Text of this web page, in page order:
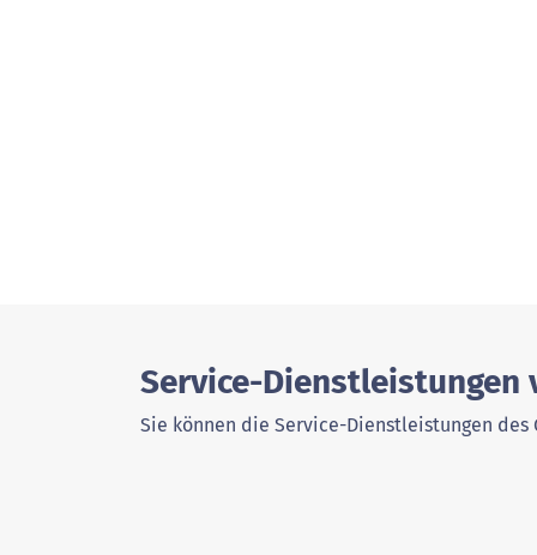
Service-Dienstleistungen
Sie können die Service-Dienstleistungen des